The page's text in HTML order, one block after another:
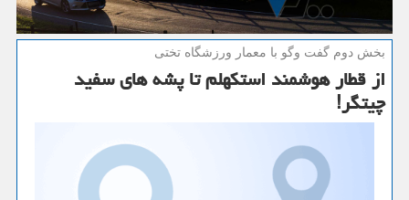
بخش دوم گفت وگو با معمار ورزشگاه تختی
از قطار هوشمند استكهلم تا پشه های سفید
چیتگر!